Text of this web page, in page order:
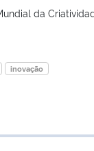
da
inovação